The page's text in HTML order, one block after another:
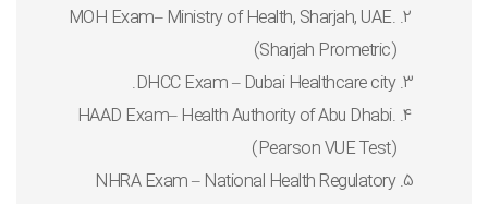
MOH Exam– Ministry of Health, Sharjah, UAE.
(Sharjah Prometric)
DHCC Exam – Dubai Healthcare city.
HAAD Exam– Health Authority of Abu Dhabi.
(Pearson VUE Test)
NHRA Exam – National Health Regulatory